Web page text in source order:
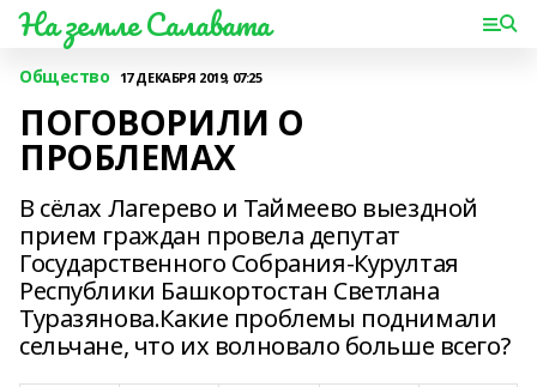
На земле Салавата
Общество 17 ДЕКАБРЯ 2019, 07:25
ПОГОВОРИЛИ О
ПРОБЛЕМАХ
В сёлах Лагерево и Таймеево выездной
прием граждан провела депутат
Государственного Собрания-Курултая
Республики Башкортостан Светлана
Туразянова.Какие проблемы поднимали
сельчане, что их волновало больше всего?